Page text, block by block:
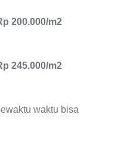
200.000/m2
245.000/m2
waktu bisa